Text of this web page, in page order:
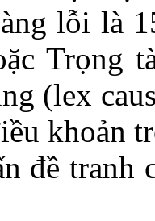
lỗi là
Trọng
(lex
khoản
đề tranh